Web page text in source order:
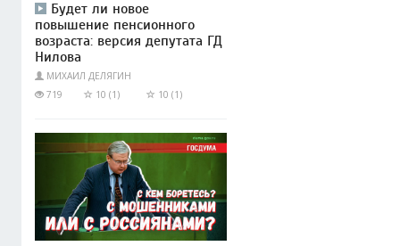
Будет ли новое
повышение пенсионного
возраста: версия депутата ГД
Нилова
МИХАИЛ ДЕЛЯГИН
719
10 (1) 10 (1)